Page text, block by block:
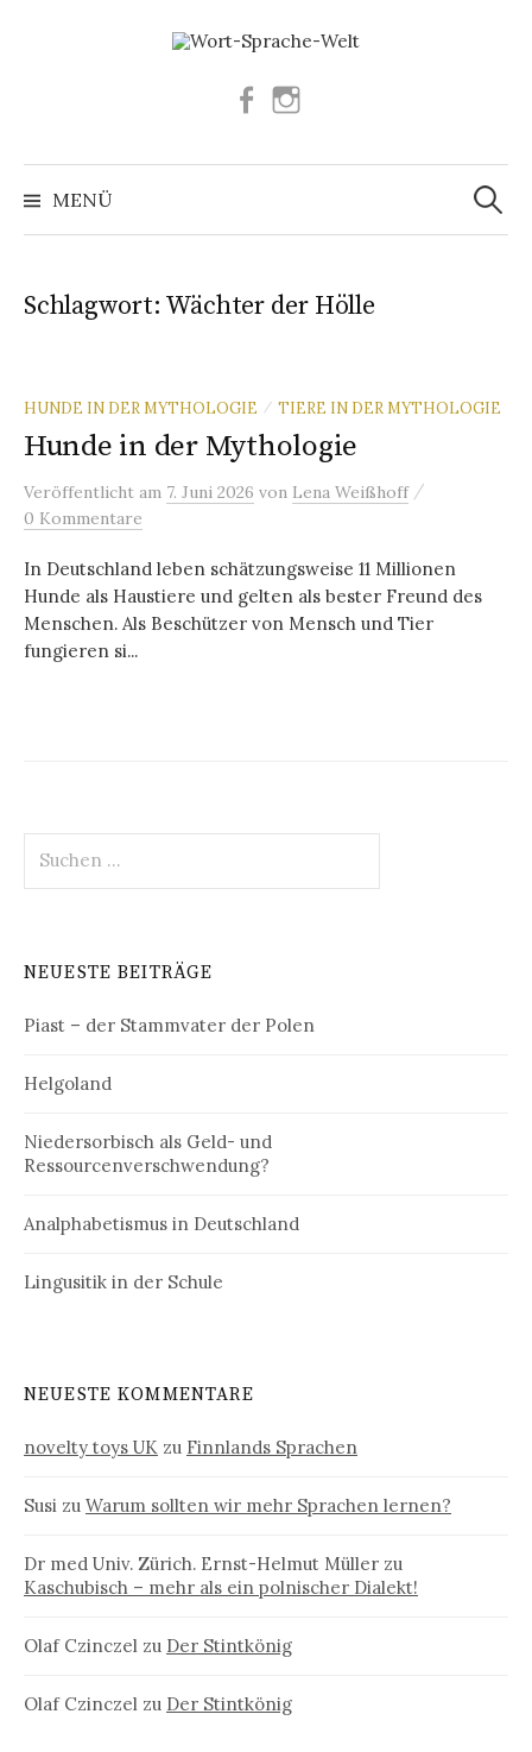
Facebook
MENÜ
Suchen
nach:
Schlagwort: Wächter der Hölle
HUNDE IN DER MYTHOLOGIE / TIERE IN DER MYTHOLOGIE
Hunde in der Mythologie
Veröffentlicht am 7. Juni 2026 von Lena Weißhoff /
0 Kommentare
In Deutschland leben schätzungsweise 11 Millionen
Hunde als Haustiere und gelten als bester Freund des
Menschen. Als Beschützer von Mensch und Tier
fungieren si...
nach:
NEUESTE BEITRÄGE
Piast – der Stammvater der Polen
Helgoland
Niedersorbisch als Geld- und
Ressourcenverschwendung?
Analphabetismus in Deutschland
Lingusitik in der Schule
NEUESTE KOMMENTARE
novelty toys UK zu Finnlands Sprachen
Susi zu Warum sollten wir mehr Sprachen lernen?
Dr med Univ. Zürich. Ernst-Helmut Müller zu
Kaschubisch – mehr als ein polnischer Dialekt!
Olaf Czinczel zu Der Stintkönig
Olaf Czinczel zu Der Stintkönig